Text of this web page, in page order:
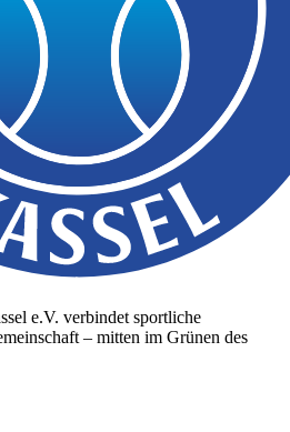
e.V. verbindet sportliche
– mitten im Grünen des